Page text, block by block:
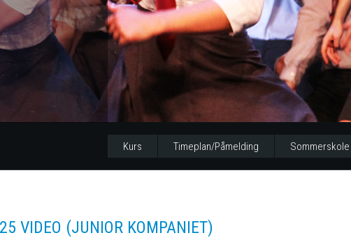
Kurs Timeplan/Påmelding Sommerskole
VIDEO (JUNIOR KOMPANIET)